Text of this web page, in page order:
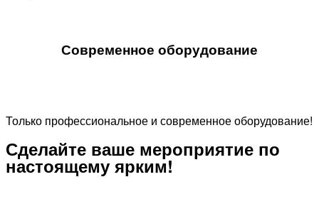
Современное оборудование
Только профессиональное и современное оборудование!
Сделайте ваше мероприятие по
настоящему ярким!​